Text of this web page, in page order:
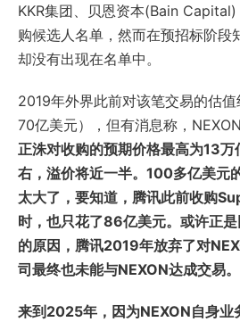
KKR集团 、贝恩资本(Bain
购候选人名单，然而在预招标阶段
却没有出现在名单中 。
2019年外界此前对该笔交易的估
70亿美元），但有消息称，
正洙对收购的预期价格最高为13
右，溢价将近一半。 100多亿美元
太大了，要知道，腾讯此前收购
时，也只花了86亿美元。 或许正
的原因，腾讯2019年放弃了对
司最终也未能与NEXON达成交易。
来到2025年，因为NEXON自身业